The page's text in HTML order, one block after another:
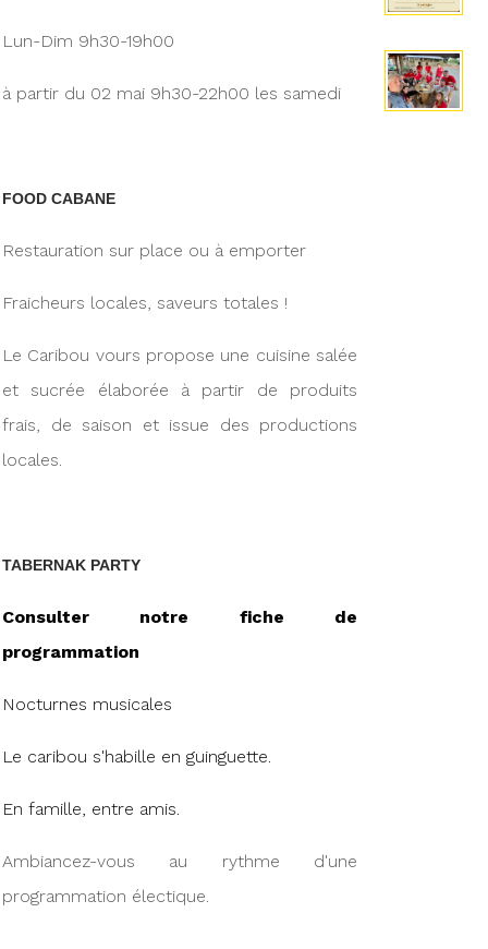
Lun-Dim 9h30-19h00
à partir du 02 mai 9h30-22h00 les samedi
FOOD CABANE
Restauration sur place ou à emporter
Fraicheurs locales, saveurs totales !
Le Caribou vours propose une cuisine salée
et sucrée élaborée à partir de produits
frais, de saison et issue des productions
locales.
TABERNAK PARTY
Consulter notre fiche de
programmation
Nocturnes musicales
Le caribou s'habille en guinguette.
En famille, entre amis.
Ambiancez-vous au rythme d'une
programmation électique.